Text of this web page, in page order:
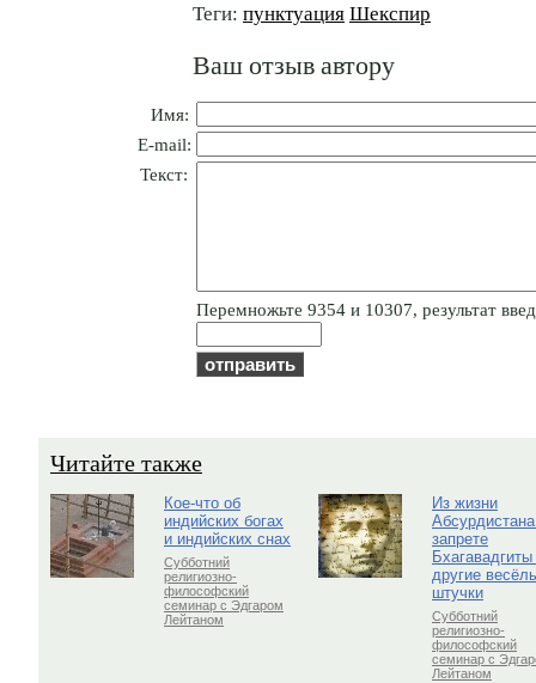
Теги: пунктуация Шекспир
Ваш отзыв автору
Имя:
E-mail:
Текст:
Пepeмнoжьтe 9354 и 10307, результат
Читайте также
Кое-что об
индийских богах
и индийских снах
Субботний
религиозно-
философский
семинар с Эдгаром
Лейтаном
Из жизни
запрете
Бхагавадгиты
другие
штучки
Субботний
религиозно-
философский
семинар с
Лейтаном